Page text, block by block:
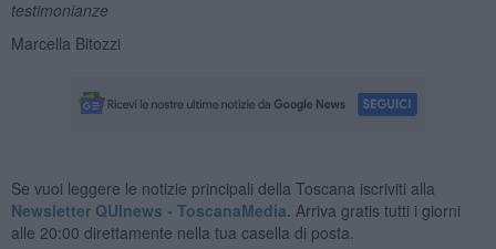
testimonianze
Marcella Bitozzi
Se vuoi leggere le notizie principali della Toscana iscriviti alla
Newsletter QUInews - ToscanaMedia. Arriva gratis tutti i giorni
alle 20:00 direttamente nella tua casella di posta.